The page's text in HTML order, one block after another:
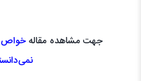
جهت مشاهده مقالهخواص